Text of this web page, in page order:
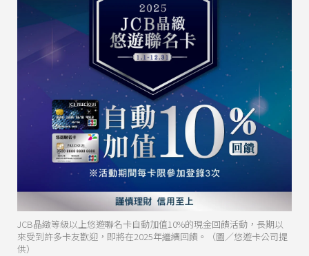
JCB晶緻等級以上悠遊聯名卡自動加值10%的現金回饋活動，長期以
來受到許多卡友歡迎，即將在2025年繼續回饋。（圖／悠遊卡公司提
供）